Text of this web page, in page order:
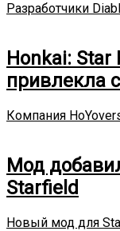
Разработчики
Honkai: Star
привлекла
Компания
Мод
Starfield
Новый мод для